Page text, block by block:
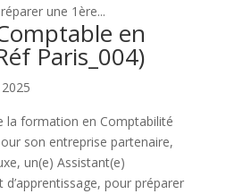
une 1ère...
en
Paris_004)
la formation en Comptabilité
son entreprise partenaire,
un(e) Assistant(e)
pour préparer